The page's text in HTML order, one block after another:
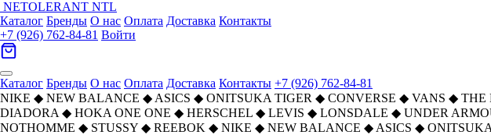
NETOLERANT NTL
Каталог Бренды О нас Оплата Доставка Контакты
+7 (926) 762-84-81 Войти
Каталог Бренды О нас Оплата Доставка Контакты +7 (926) 762-84-81
NIKE ◆ NEW BALANCE ◆ ASICS ◆ ONITSUKA TIGER ◆ CONVERSE ◆ VANS ◆ THE
DIADORA ◆ HOKA ONE ONE ◆ HERSCHEL ◆ LEVIS ◆ LONSDALE ◆ UNDER
NOTHOMME ◆ STUSSY ◆ REEBOK ◆ NIKE ◆ NEW BALANCE ◆ ASICS ◆